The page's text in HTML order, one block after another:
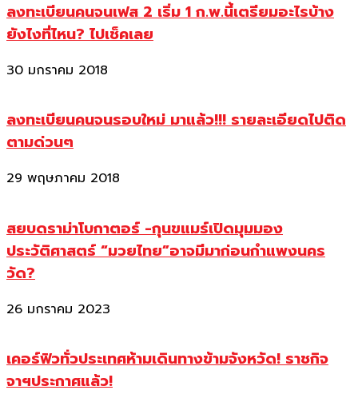
ลงทะเบียนคนจนเฟส 2 เริ่ม 1 ก.พ.นี้เตรียมอะไรบ้าง
ยังไงที่ไหน? ไปเช็คเลย
30 มกราคม 2018
ลงทะเบียนคนจนรอบใหม่ มาแล้ว!!! รายละเอียดไปติด
ตามด่วนๆ
29 พฤษภาคม 2018
สยบดราม่าโบกาตอร์ -กุนขแมร์เปิดมุมมอง
ประวัติศาสตร์ “มวยไทย”อาจมีมาก่อนกำแพงนคร
วัด?
26 มกราคม 2023
เคอร์ฟิวทั่วประเทศห้ามเดินทางข้ามจังหวัด! ราชกิจ
จาฯประกาศแล้ว!